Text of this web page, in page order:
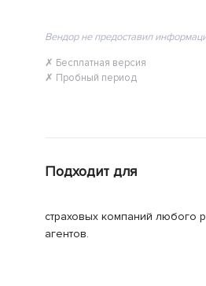
Вендор не предоставил
✗ Бесплатная версия
✗ Пробный период
Подходит для
страховых компаний любого
агентов.